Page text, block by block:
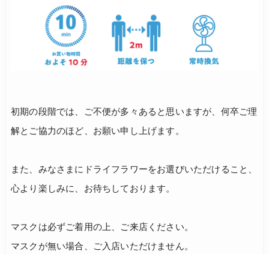
初期の段階では、ご不便が多々あると思いますが、何卒ご理
解とご協力のほど、お願い申し上げます。
また、みなさまにドライフラワーをお選びいただけること、
心より楽しみに、お待ちしております。
マスクは必ずご着用の上、ご来店ください。
マスクが無い場合、ご入店いただけません。